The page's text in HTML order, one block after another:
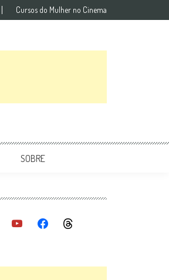
Cursos do Mulher no Cinema
SOBRE